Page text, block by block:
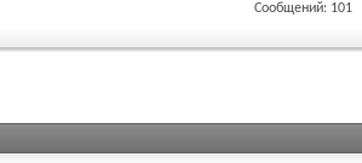
Сообщений: 101